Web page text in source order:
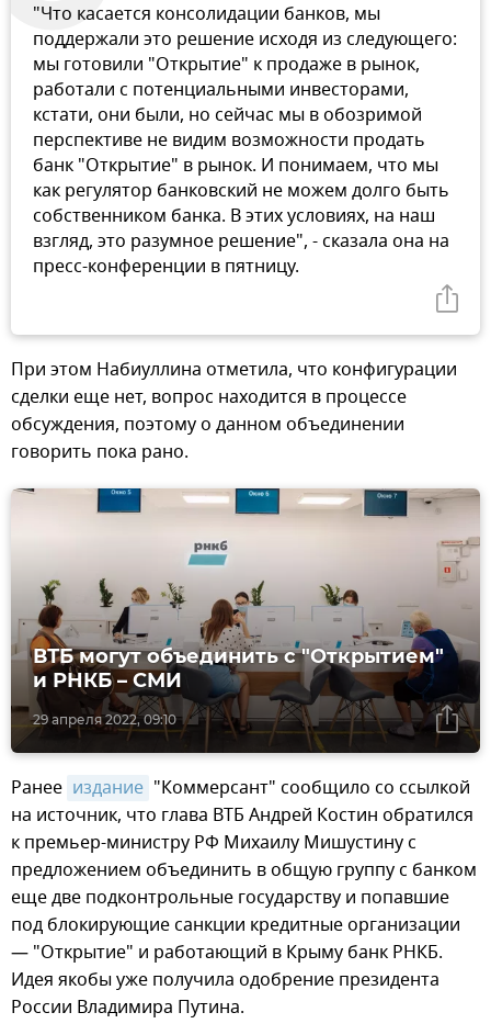
"Что касается консолидации банков, мы
поддержали это решение исходя из следующего:
мы готовили "Открытие" к продаже в рынок,
работали с потенциальными инвесторами,
кстати, они были, но сейчас мы в обозримой
перспективе не видим возможности продать
банк "Открытие" в рынок. И понимаем, что мы
как регулятор банковский не можем долго быть
собственником банка. В этих условиях, на наш
взгляд, это разумное решение", - сказала она на
пресс-конференции в пятницу.
При этом Набиуллина отметила, что конфигурации
сделки еще нет, вопрос находится в процессе
обсуждения, поэтому о данном объединении
говорить пока рано.
29 апреля 2022, 09:10
ВТБ могут объединить с "Открытием"
и РНКБ – СМИ
Ранее издание "Коммерсант" сообщило со ссылкой
на источник, что глава ВТБ Андрей Костин обратился
к премьер-министру РФ Михаилу Мишустину с
предложением объединить в общую группу с банком
еще две подконтрольные государству и попавшие
под блокирующие санкции кредитные организации
— "Открытие" и работающий в Крыму банк РНКБ.
Идея якобы уже получила одобрение президента
России Владимира Путина.